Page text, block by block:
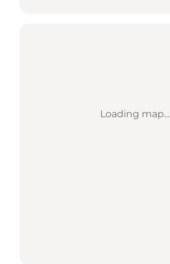
Loading map...